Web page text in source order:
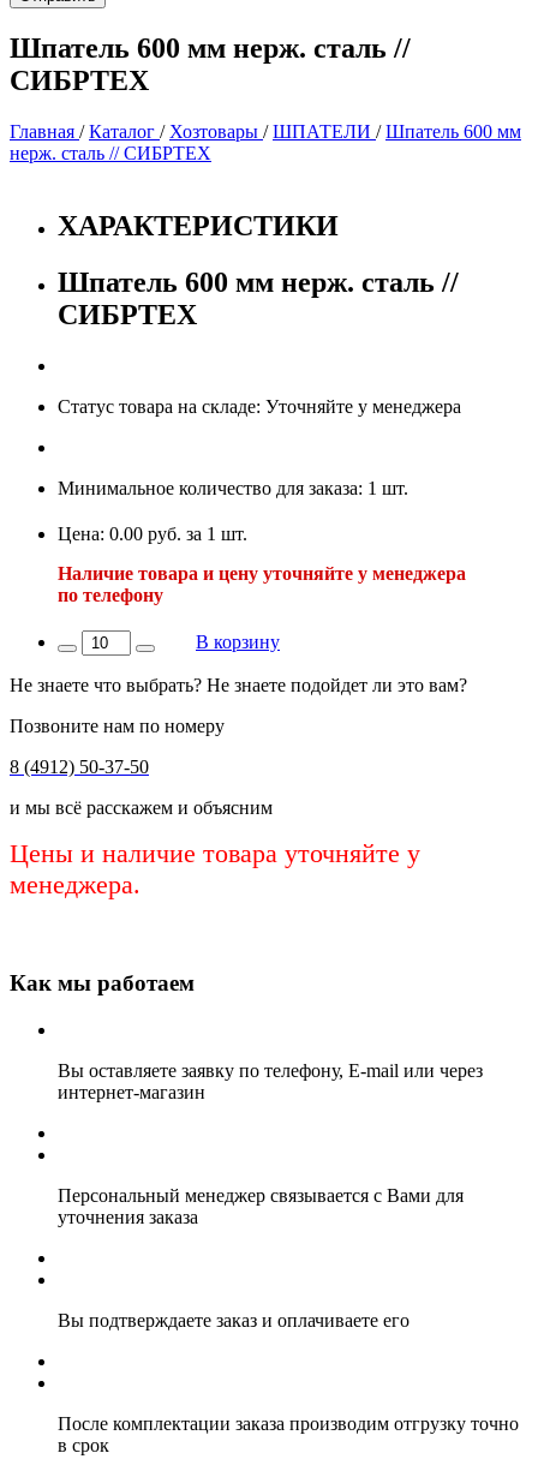
Шпатель 600 мм нерж. сталь //
СИБРТЕХ
Главная /Каталог / Хозтовары /ШПАТЕЛИ /Шпатель 600 мм
нерж. сталь // СИБРТЕХ
ХАРАКТЕРИСТИКИ
Шпатель 600 мм нерж. сталь //
СИБРТЕХ
Статус товара на складе: Уточняйте у менеджера
Минимальное количество для заказа: 1 шт.
Цена: 0.00 руб. за 1 шт.
Наличие товара и цену уточняйте у менеджера
по телефону
В корзину
Не знаете что выбрать? Не знаете подойдет ли это вам?
Позвоните нам по номеру
8 (4912) 50-37-50
и мы всё расскажем и объясним
Цены и наличие товара уточняйте у
менеджера.
Как мы работаем
Вы оставляете заявку по телефону, E-mail или через
интернет-магазин
Персональный менеджер связывается с Вами для
уточнения заказа
Вы подтверждаете заказ и оплачиваете его
После комплектации заказа производим отгрузку точно
в срок